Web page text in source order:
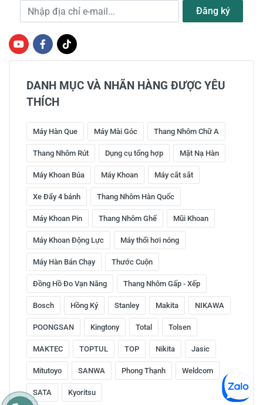
Địa chỉ e-mail Đăng ký
DANH MỤC VÀ NHÃN HÀNG ĐƯỢC YÊU
THÍCH
Máy Hàn Que Máy Mài Góc Thang Nhôm Chữ A
Thang Nhôm Rút Dụng cụ tổng hợp Mặt Nạ Hàn
Máy Khoan Búa Máy Khoan Máy cắt sắt
Xe Đẩy 4 bánh Thang Nhôm Hàn Quốc
Máy Khoan Pin Thang Nhôm Ghế Mũi Khoan
Máy Khoan Động Lực Máy thổi hơi nóng
Máy Hàn Bán Chạy Thước Cuộn
Đồng Hồ Đo Vạn Năng Thang Nhôm Gấp - Xếp
Bosch Hồng Ký Stanley Makita NIKAWA
POONGSAN Kingtony Total Tolsen
MAKTEC TOPTUL TOP Nikita Jasic
Mitutoyo SANWA Phong Thạnh Weldcom
SATA Kyoritsu